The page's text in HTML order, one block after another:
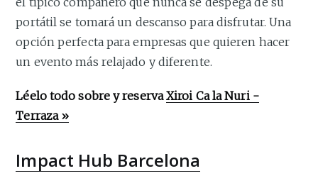
portátil se tomará un descanso para disfrutar. Una
opción perfecta para empresas que quieren hacer
un evento más relajado y diferente.
Léelo todo sobre y reservaXiroi Ca la Nuri -
Terraza »
Impact Hub Barcelona